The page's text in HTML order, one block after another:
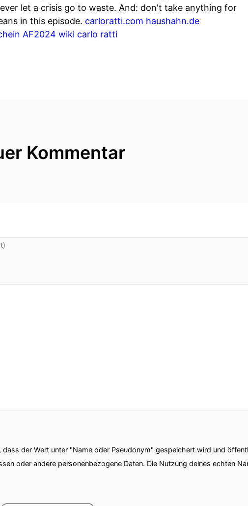
let a crisis go to waste. And: don't take anything for
in this episode. carloratti.com haushahn.de
AF2024 wiki carlo ratti
Kommentar
der Wert unter "Name oder Pseudonym" gespeichert wird und
oder andere personenbezogene Daten. Die Nutzung deines echten